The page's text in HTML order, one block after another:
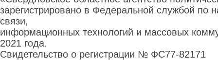
зарегистрировано в Федеральной службой по
связи,
информационных технологий и массовых
2021 года.
Свидетельство о регистрации № ФС77-82171